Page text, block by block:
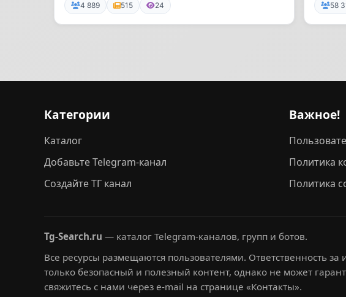
4 889 515 24 58
Категории
Каталог
Добавьте Telegram-канал
Создайте ТГ канал
Важное!
Политика
Политика
Tg-Search.ru — каталог Telegram-каналов, групп и ботов.
Все ресурсы размещаются пользователями. Ответственность
только безопасный и полезный контент, однако не может
свяжитесь с нами через e-mail на странице «Контакты».